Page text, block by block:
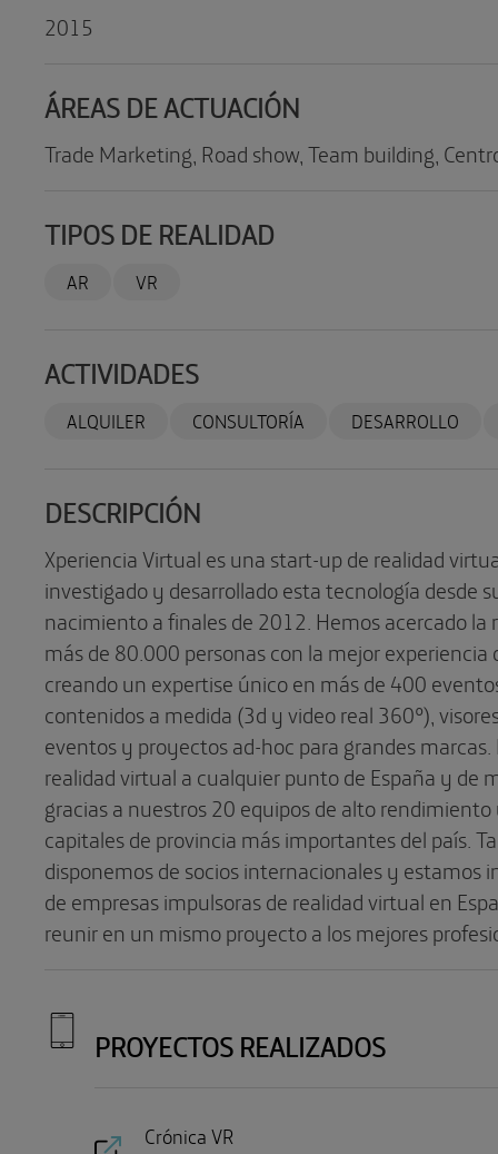
2015
ÁREAS DE ACTUACIÓN
Trade Marketing, Road show, Team building,
TIPOS DE REALIDAD
AR VR
ACTIVIDADES
ALQUILER CONSULTORÍA DESARROLLO
DESCRIPCIÓN
Xperiencia Virtual es una start-up de realidad
investigado y desarrollado esta tecnología desde
nacimiento a finales de 2012. Hemos acercado la
más de 80.000 personas con la mejor experiencia
creando un expertise único en más de 400
contenidos a medida (3d y video real 360º),
eventos y proyectos ad-hoc para grandes
realidad virtual a cualquier punto de España y de
gracias a nuestros 20 equipos de alto
capitales de provincia más importantes del país.
disponemos de socios internacionales y estamos
de empresas impulsoras de realidad virtual en
reunir en un mismo proyecto a los mejores
PROYECTOS REALIZADOS
Crónica VR